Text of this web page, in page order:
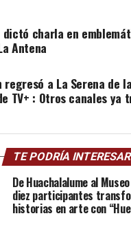
dictó charla en
Antena
regresó a La Serena de
TV+ : Otros canales ya
TE PODRÍA INTERESAR
De Huachalalume al
diez participantes
historias en arte con